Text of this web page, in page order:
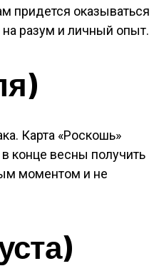
придется оказываться
разум и личный опыт.
Карта «Роскошь»
конце весны получить
моментом и не